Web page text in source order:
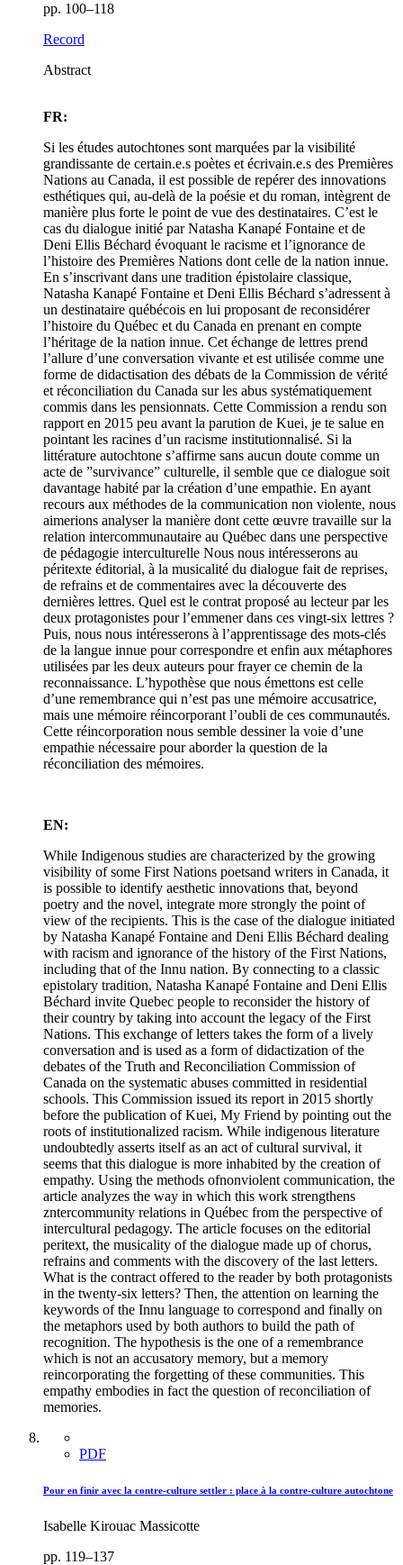
pp. 100–118
Record
Abstract
FR:
Si les études autochtones sont marquées par la visibilité
grandissante de certain.e.s poètes et écrivain.e.s des Premières
Nations au Canada, il est possible de repérer des innovations
esthétiques qui, au-delà de la poésie et du roman, intègrent de
manière plus forte le point de vue des destinataires. C’est le
cas du dialogue initié par Natasha Kanapé Fontaine et de
Deni Ellis Béchard évoquant le racisme et l’ignorance de
l’histoire des Premières Nations dont celle de la nation innue.
En s’inscrivant dans une tradition épistolaire classique,
Natasha Kanapé Fontaine et Deni Ellis Béchard s’adressent à
un destinataire québécois en lui proposant de reconsidérer
l’histoire du Québec et du Canada en prenant en compte
l’héritage de la nation innue. Cet échange de lettres prend
l’allure d’une conversation vivante et est utilisée comme une
forme de didactisation des débats de la Commission de vérité
et réconciliation du Canada sur les abus systématiquement
commis dans les pensionnats. Cette Commission a rendu son
rapport en 2015 peu avant la parution de Kuei, je te salue en
pointant les racines d’un racisme institutionnalisé. Si la
littérature autochtone s’affirme sans aucun doute comme un
acte de ”survivance” culturelle, il semble que ce dialogue soit
davantage habité par la création d’une empathie. En ayant
recours aux méthodes de la communication non violente, nous
aimerions analyser la manière dont cette œuvre travaille sur la
relation intercommunautaire au Québec dans une perspective
de pédagogie interculturelle Nous nous intéresserons au
péritexte éditorial, à la musicalité du dialogue fait de reprises,
de refrains et de commentaires avec la découverte des
dernières lettres. Quel est le contrat proposé au lecteur par les
deux protagonistes pour l’emmener dans ces vingt-six lettres ?
Puis, nous nous intéresserons à l’apprentissage des mots-clés
de la langue innue pour correspondre et enfin aux métaphores
utilisées par les deux auteurs pour frayer ce chemin de la
reconnaissance. L’hypothèse que nous émettons est celle
d’une remembrance qui n’est pas une mémoire accusatrice,
mais une mémoire réincorporant l’oubli de ces communautés.
Cette réincorporation nous semble dessiner la voie d’une
empathie nécessaire pour aborder la question de la
réconciliation des mémoires.
EN:
While Indigenous studies are characterized by the growing
visibility of some First Nations poetsand writers in Canada, it
is possible to identify aesthetic innovations that, beyond
poetry and the novel, integrate more strongly the point of
view of the recipients. This is the case of the dialogue initiated
by Natasha Kanapé Fontaine and Deni Ellis Béchard dealing
with racism and ignorance of the history of the First Nations,
including that of the Innu nation. By connecting to a classic
epistolary tradition, Natasha Kanapé Fontaine and Deni Ellis
Béchard invite Quebec people to reconsider the history of
their country by taking into account the legacy of the First
Nations. This exchange of letters takes the form of a lively
conversation and is used as a form of didactization of the
debates of the Truth and Reconciliation Commission of
Canada on the systematic abuses committed in residential
schools. This Commission issued its report in 2015 shortly
before the publication of Kuei, My Friend by pointing out the
roots of institutionalized racism. While indigenous literature
undoubtedly asserts itself as an act of cultural survival, it
seems that this dialogue is more inhabited by the creation of
empathy. Using the methods ofnonviolent communication, the
article analyzes the way in which this work strengthens
zntercommunity relations in Québec from the perspective of
intercultural pedagogy. The article focuses on the editorial
peritext, the musicality of the dialogue made up of chorus,
refrains and comments with the discovery of the last letters.
What is the contract offered to the reader by both protagonists
in the twenty-six letters? Then, the attention on learning the
keywords of the Innu language to correspond and finally on
the metaphors used by both authors to build the path of
recognition. The hypothesis is the one of a remembrance
which is not an accusatory memory, but a memory
reincorporating the forgetting of these communities. This
empathy embodies in fact the question of reconciliation of
memories.
PDF
Pour en finir avec la contre-culture settler : place à la contre-culture autochtone
Isabelle Kirouac Massicotte
pp. 119–137